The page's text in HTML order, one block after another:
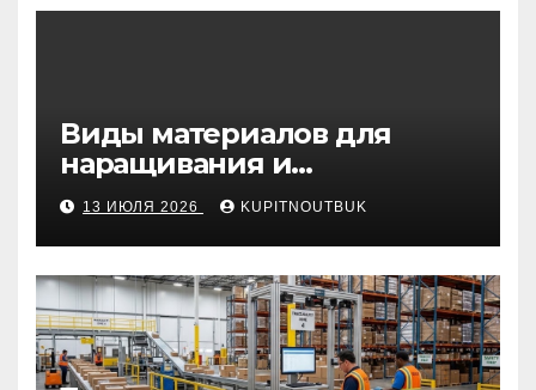
Виды материалов для
наращивания и
моделирования ногтей
13 ИЮЛЯ 2026 KUPITNOUTBUK